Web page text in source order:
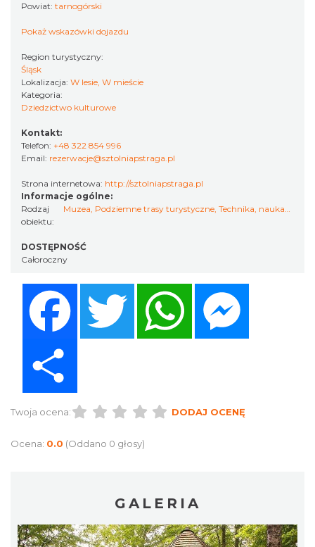
Powiat: tarnogórski
Pokaż wskazówki dojazdu
Region turystyczny:
Śląsk
Lokalizacja: W lesie, W mieście
Kategoria:
Dziedzictwo kulturowe
Kontakt:
Telefon: +48 322 854 996
Email: rezerwacje@sztolniapstraga.pl
Strona internetowa: http://sztolniapstraga.pl
Informacje ogólne:
Rodzaj
obiektu:
Muzea, Podziemne trasy turystyczne,Technika, nauka…
DOSTĘPNOŚĆ
Całoroczny
Twitter WhatsApp
Twoja ocena: DODAJ OCENĘ
Ocena: 0.0 (Oddano 0 głosy)
GALERIA